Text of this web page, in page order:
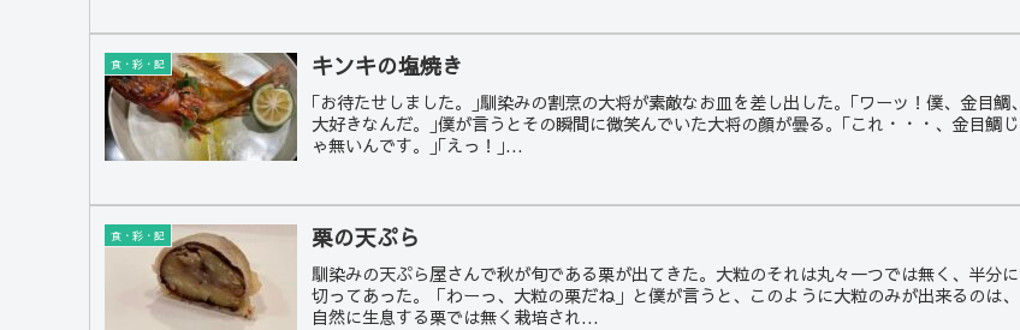
食・彩・記 キンキの塩焼き
｢お待たせしました。｣馴染みの割烹の大将が素敵なお皿を差し出した。｢ワーッ！僕、金目鯛、
大好きなんだ。｣僕が言うとその瞬間に微笑んでいた大将の顔が曇る。｢これ・・・、金目鯛じ
ゃ無いんです。｣｢えっ！｣...
食・彩・記 栗の天ぷら
馴染みの天ぷら屋さんで秋が旬である栗が出てきた。大粒のそれは丸々一つでは無く、半分に
切ってあった。「わーっ、大粒の栗だね」と僕が言うと、このように大粒のみが出来るのは、
自然に生息する栗では無く栽培され...